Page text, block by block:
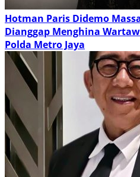
Hotman Paris Didemo
Dianggap Menghina
Polda Metro Jaya